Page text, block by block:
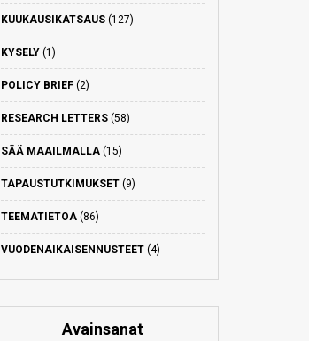
KUUKAUSIKATSAUS(127)
KYSELY(1)
POLICY BRIEF(2)
RESEARCH LETTERS(58)
SÄÄ MAAILMALLA(15)
TAPAUSTUTKIMUKSET(9)
TEEMATIETOA(86)
VUODENAIKAISENNUSTEET(4)
Avainsanat